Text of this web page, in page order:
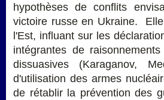
hypothèses de conflits
victoire russe en Ukraine.
l'Est, influant sur les
intégrantes de
dissuasives (Karaganov,
d'utilisation des armes
de rétablir la prévention des